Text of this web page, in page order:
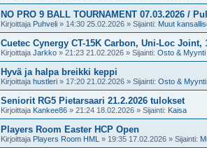
NO PRO 9 BALL TOURNAMENT 07.03.2026 /
Kirjoittaja Puhveli » 14:30 25.02.2026 » Sijainti: Muut
Cuetec Cynergy CT-15K Carbon, Uni-Loc Joint,
Kirjoittaja Jarkko » 21:23 21.02.2026 » Sijainti: Osto & Myynti
Hyvä ja halpa breikki keppi
Kirjoittaja hustleri » 17:20 21.02.2026 » Sijainti: Osto & Myynti
Seniorit RG5 Pietarsaari 21.2.2026 tulokset
Kirjoittaja Kankee86 » 21:24 18.02.2026 » Sijainti: Kaisa
Players Room Easter HCP Open
Kirjoittaja Players Room HML » 19:35 17.02.2026 » Sijainti: